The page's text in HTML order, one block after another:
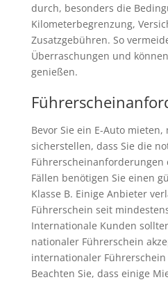
durch, besonders die
Kilometerbegrenzung,
Zusatzgebühren. So
Überraschungen und
genießen.
Bevor Sie ein E-Auto mieten,
sicherstellen, dass Sie die
Fällen benötigen Sie einen
Klasse B. Einige Anbieter
Führerschein seit
Internationale Kunden
nationaler Führerschein
internationaler
Beachten Sie, dass einige